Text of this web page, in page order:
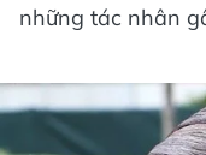
những tác nhân